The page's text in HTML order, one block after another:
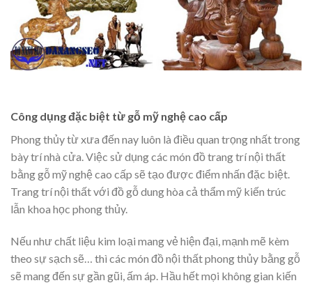
Công dụng đặc biệt từ gỗ mỹ nghệ cao cấp
Phong thủy từ xưa đến nay luôn là điều quan trọng nhất trong
bày trí nhà cửa. Việc sử dụng các món đồ trang trí nội thất
bằng gỗ mỹ nghệ cao cấp sẽ tạo được điểm nhấn đặc biệt.
Trang trí nội thất với đồ gỗ dung hòa cả thẩm mỹ kiến trúc
lẫn khoa học phong thủy.
Nếu như chất liệu kim loại mang vẻ hiện đại, mạnh mẽ kèm
theo sự sạch sẽ… thì các món đồ nội thất phong thủy bằng gỗ
sẽ mang đến sự gần gũi, ấm áp. Hầu hết mọi không gian kiến